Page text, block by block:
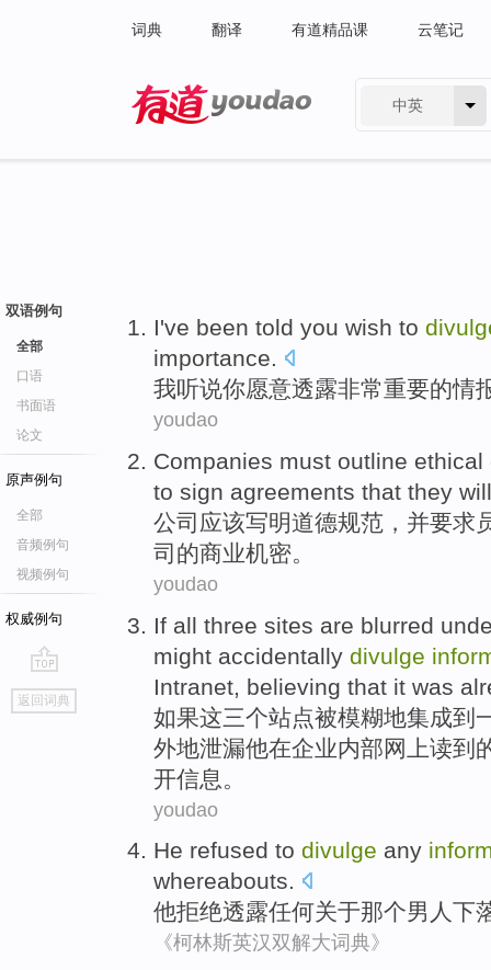
词典 翻译 有道精品课 云笔记
中英
双语例句
全部
口语
书面语
论文
原声例句
全部
音频例句
视频例句
权威例句
go
top
返回词典
I've been told you wish to
importance.
我听说你愿意透露非常重要的情
youdao
Companies must outline ethical
to sign agreements that they
公司 应该写明道德规范 ， 并要求
司的商业机密。
youdao
If all three sites are blurred
might accidentally divulge
Intranet believing that it was
如果这三个站点被模糊地集成到
外地泄漏他在企业内部网上读到
开信息。
youdao
He refused to divulge any
whereabouts.
他拒绝透露任何关于那个男人下
《柯林斯英汉双解大词典》